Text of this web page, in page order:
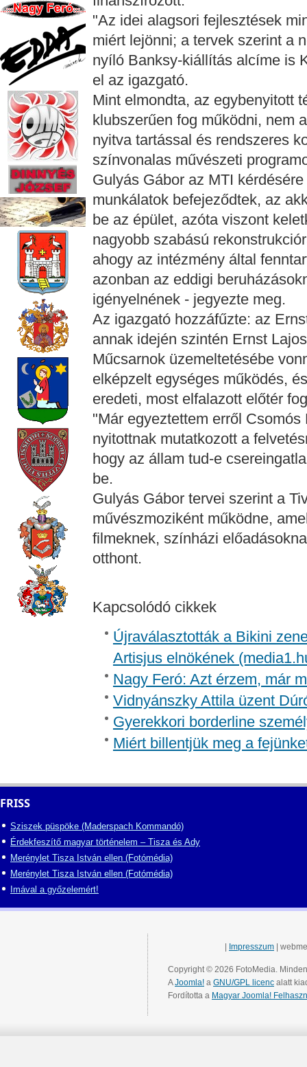
"Az idei alagsori fejlesztések
miért lejönni; a tervek szerint a
nyíló Banksy-kiállítás alcíme is
el az igazgató.
Mint elmondta, az egybenyitott
klubszerűen fog működni, nem
nyitva tartással és rendszeres
színvonalas művészeti
Gulyás Gábor az MTI
munkálatok befejeződtek, az
be az épület, azóta viszont
nagyobb szabású
ahogy az intézmény által
azonban az eddigi
igényelnének - jegyezte meg.
Az igazgató hozzáfűzte: az
annak idején szintén Ernst
Műcsarnok üzemeltetésébe
elképzelt egységes működés,
eredeti, most elfalazott előtér
"Már egyeztettem erről
nyitottnak mutatkozott a
hogy az állam tud-e
be.
Gulyás Gábor tervei szerint a
művészmoziként működne,
filmeknek, színházi
otthont.
Kapcsolódó cikkek
Újraválasztották a Bikini
Artisjus elnökének
Nagy Feró: Azt érzem, már
Vidnyánszky Attila üzent
Gyerekkori borderline
Miért billentjük meg a
FRISS
Sziszek püspöke (Maderspach Kommandó)
Érdekfeszítő magyar történelem – Tisza és Ady
Merénylet Tisza István ellen (Fotómédia)
Merénylet Tisza István ellen (Fotómédia)
Imával a győzelemért!
Impresszum |
Copyright © 2026 FotoMedia.
AJoomla! a GNU/GPL licenc alatt
Fordította a Magyar Joomla!